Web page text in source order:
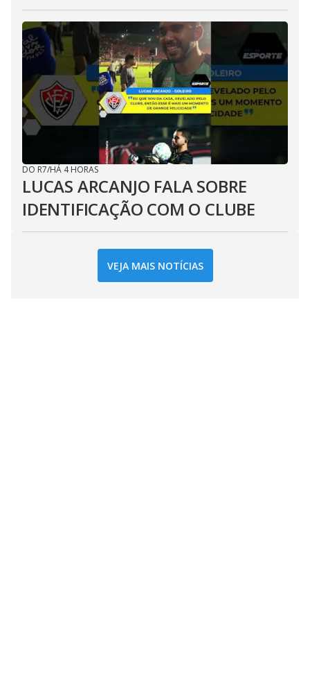
DO R7/HÁ 4 HORAS
LUCAS ARCANJO FALA SOBRE
IDENTIFICAÇÃO COM O CLUBE
VEJA MAIS NOTÍCIAS